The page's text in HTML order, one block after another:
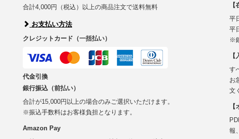
合計4,000円（税込）以上の商品注文で送料無料
お支払い方法
クレジットカード（一括払い）
代金引換
銀行振込（前払い）
合計が15,000円以上の場合のみご選択いただけます。
※振込手数料はお客様負担となります。
Amazon Pay
平
平
※
す
お
文
報